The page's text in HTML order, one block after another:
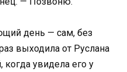
день — сам, без
выходила от Руслана
когда увидела его у